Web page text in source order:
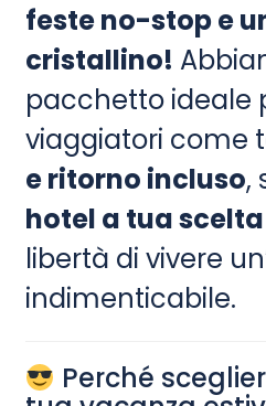
feste no-stop e
cristallino!
pacchetto ideale
viaggiatori come
e ritorno incluso,
hotel a tua scelta
libertà di vivere
indimenticabile.
Perché